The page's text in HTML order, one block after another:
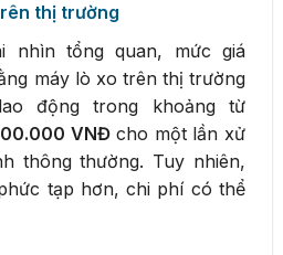
thị trường
nhìn tổng quan, mức giá
máy lò xo trên thị trường
động trong khoảng từ
VNĐcho một lần xử
thông thường. Tuy nhiên,
tạp hơn, chi phí có thể